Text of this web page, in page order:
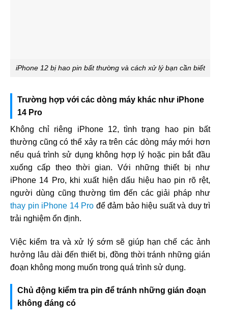
iPhone 12 bị hao pin bất thường và cách xử lý bạn cần biết
Trường hợp với các dòng máy khác như iPhone
14 Pro
Không chỉ riêng iPhone 12, tình trạng hao pin bất
thường cũng có thể xảy ra trên các dòng máy mới hơn
nếu quá trình sử dụng không hợp lý hoặc pin bắt đầu
xuống cấp theo thời gian. Với những thiết bị như
iPhone 14 Pro, khi xuất hiện dấu hiệu hao pin rõ rệt,
người dùng cũng thường tìm đến các giải pháp như
thay pin iPhone 14 Pro để đảm bảo hiệu suất và duy trì
trải nghiệm ổn định.
Việc kiểm tra và xử lý sớm sẽ giúp hạn chế các ảnh
hưởng lâu dài đến thiết bị, đồng thời tránh những gián
đoạn không mong muốn trong quá trình sử dụng.
Chủ động kiểm tra pin để tránh những gián đoạn
không đáng có